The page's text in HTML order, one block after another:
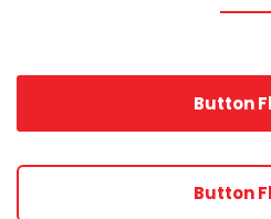
Button
Button